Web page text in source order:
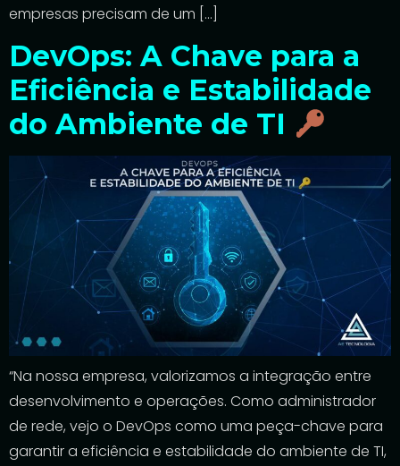
empresas precisam de um […]
DevOps: A Chave para a
Eficiência e Estabilidade
do Ambiente de TI
“Na nossa empresa, valorizamos a integração entre
desenvolvimento e operações. Como administrador
de rede, vejo o DevOps como uma peça-chave para
garantir a eficiência e estabilidade do ambiente de TI,